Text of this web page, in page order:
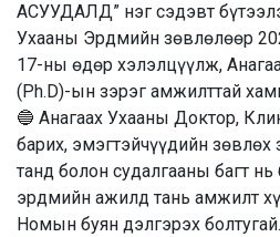
АСУУДАЛД” нэг сэдэвт
Ухааны Эрдмийн зөвлөлөөр
17-ны өдөр хэлэлцүүлж,
(Ph.D)-ын зэрэг амжилттай
🔵 Анагаах Ухааны Доктор,
барих, эмэгтэйчүүдийн
танд болон судалгааны багт
эрдмийн ажилд тань амжилт
Номын буян дэлгэрэх болтугай.